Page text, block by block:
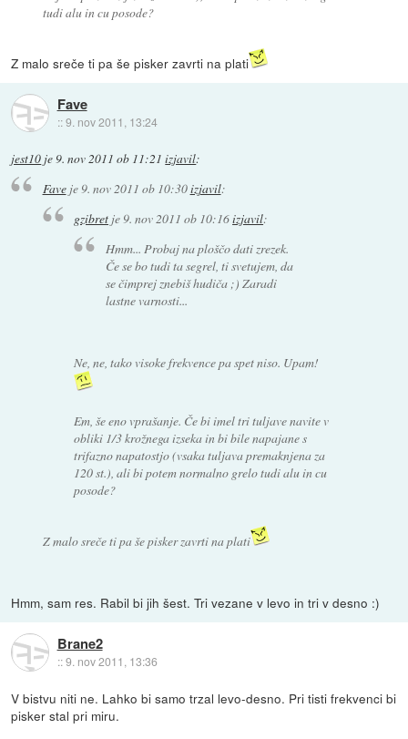
tudi alu in cu posode?
Z malo sreče ti pa še pisker zavrti na plati
Fave
::9. nov 2011, 13:24
jest10 je9. nov 2011 ob 11:21 izjavil:
Faveje9. nov 2011 ob 10:30izjavil:
gzibret je9. nov 2011 ob 10:16izjavil:
Hmm... Probaj na ploščo dati zrezek.
Če se bo tudi ta segrel, ti svetujem, da
se čimprej znebiš hudiča ;) Zaradi
lastne varnosti...
Ne, ne, tako visoke frekvence pa spet niso. Upam!
Em, še eno vprašanje. Če bi imel tri tuljave navite v
obliki 1/3 krožnega izseka in bi bile napajane s
trifazno napatostjo (vsaka tuljava premaknjena za
120 st.), ali bi potem normalno grelo tudi alu in cu
posode?
Z malo sreče ti pa še pisker zavrti na plati
Hmm, sam res. Rabil bi jih šest. Tri vezane v levo in tri v desno :)
Brane2
::9. nov 2011, 13:36
V bistvu niti ne. Lahko bi samo trzal levo-desno. Pri tisti frekvenci bi
pisker stal pri miru.